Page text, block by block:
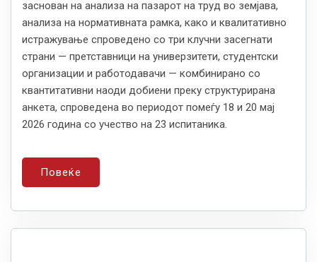
заснован на анализа на пазарот на труд во земјава,
анализа на нормативната рамка, како и квалитативно
истражување спроведено со три клучни засегнати
страни — претставници на универзитети, студентски
организации и работодавачи — комбинирано со
квантитативни наоди добиени преку структурирана
анкета, спроведена во периодот помеѓу 18 и 20 мај
2026 година со учество на 23 испитаника.
Повеќе